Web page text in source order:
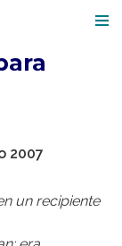
2007
un recipiente